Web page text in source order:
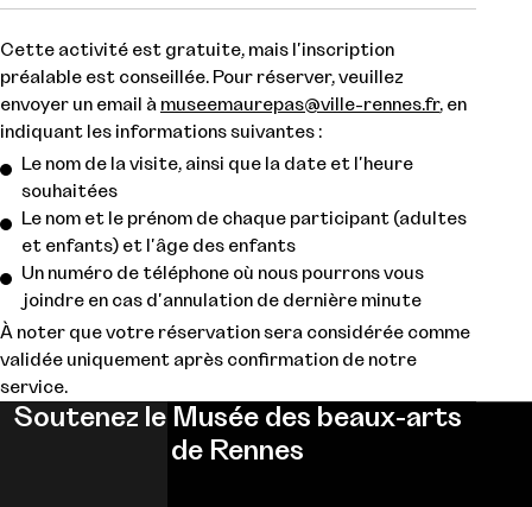
Cette activité est gratuite, mais l'inscription
préalable est conseillée. Pour réserver, veuillez
envoyer un email à museemaurepas@ville-rennes.fr, en
indiquant les informations suivantes :
Le nom de la visite, ainsi que la date et l'heure
souhaitées
Le nom et le prénom de chaque participant (adultes
et enfants) et l'âge des enfants
Un numéro de téléphone où nous pourrons vous
joindre en cas d'annulation de dernière minute
À noter que votre réservation sera considérée comme
validée uniquement après confirmation de notre
service.
Soutenez le Musée des beaux-arts
de Rennes